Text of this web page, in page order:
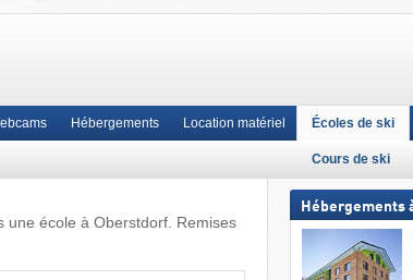
Hébergements Location matériel Écoles de ski
Cours de ski
une école à Oberstdorf. Remises
Hébergements